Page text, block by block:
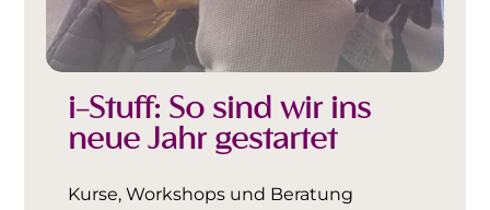
i-Stuff: So sind wir ins
neue Jahr gestartet
Kurse, Workshops und Beratung